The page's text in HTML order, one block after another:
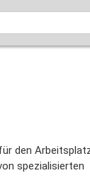
den
spezialisierten